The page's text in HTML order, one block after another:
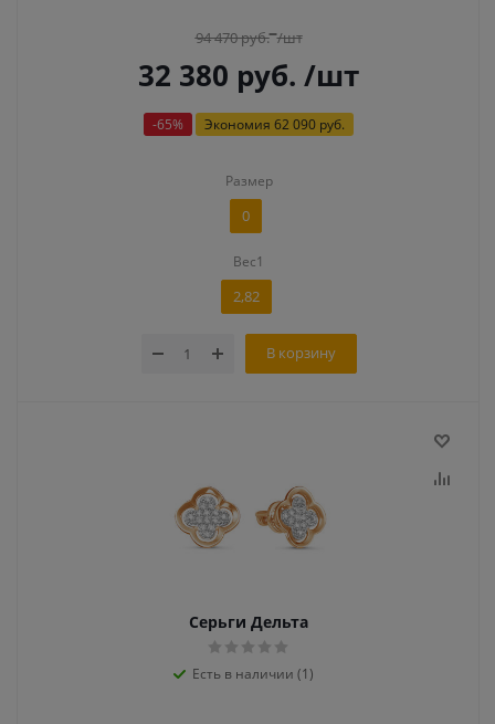
94 470руб. /шт
32 380 руб. /шт
-65% Экономия 62 090 руб.
Размер
0
Вес1
2,82
В корзину
Серьги Дельта
Есть в наличии (1)